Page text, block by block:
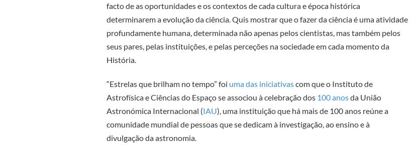
facto de as oportunidades e os contextos de cada cultura e época histórica
determinarem a evolução da ciência. Quis mostrar que o fazer da ciência é uma atividade
profundamente humana, determinada não apenas pelos cientistas, mas também pelos
seus pares, pelas instituições, e pelas perceções na sociedade em cada momento da
História.
“Estrelas que brilham no tempo” foi uma das iniciativascom que o Instituto de
Astrofísica e Ciências do Espaço se associou à celebração dos 100 anosda União
Astronómica Internacional (IAU), uma instituição que há mais de 100 anos reúne a
comunidade mundial de pessoas que se dedicam à investigação, ao ensino e à
divulgação da astronomia.